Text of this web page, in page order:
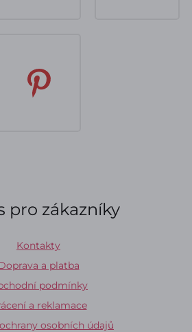
pro zákazníky
Kontakty
a platba
podmínky
a reklamace
osobních údajů